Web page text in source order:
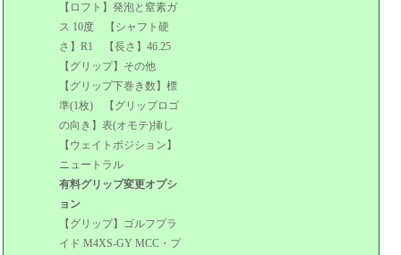
【ロフト】発泡と窒素ガ
ス 10度 【シャフト硬
さ】R1 【長さ】46.25
【グリップ】その他
【グリップ下巻き数】標
準(1枚) 【グリップロゴ
の向き】表(オモテ)挿し
【ウェイトポジション】
ニュートラル
有料グリップ変更オプシ
ョン
【グリップ】ゴルフプラ
イド M4XS-GY MCC・プ